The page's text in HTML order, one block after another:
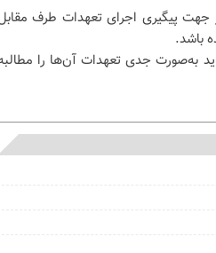
هیئت مذاکره‌کننده «میناب 168»، این سفر جهت پیگیری اجرای تعهدات طرف
باشد.‌
به‌صورت جدی تعهدات آن‌ها را